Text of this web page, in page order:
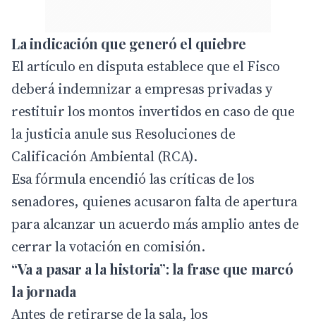
La indicación que generó el quiebre
El artículo en disputa establece que el Fisco
deberá indemnizar a empresas privadas y
restituir los montos invertidos en caso de que
la justicia anule sus Resoluciones de
Calificación Ambiental (RCA).
Esa fórmula encendió las críticas de los
senadores, quienes acusaron falta de apertura
para alcanzar un acuerdo más amplio antes de
cerrar la votación en comisión.
“Va a pasar a la historia”: la frase que marcó
la jornada
Antes de retirarse de la sala, los